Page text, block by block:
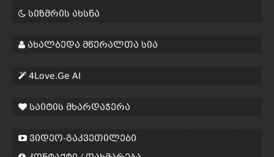
სიზმრის ახსნა
ახალბედა მწერალთა სია
4Love.Ge AI
საიტის მხარდაჭერა
ვიდეო-გაკვეთილები